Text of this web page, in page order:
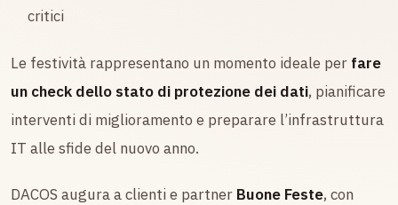
critici
Le festività rappresentano un momento ideale per fare
un check dello stato di protezione dei dati, pianificare
interventi di miglioramento e preparare l’infrastruttura
IT alle sfide del nuovo anno.
DACOS augura a clienti e partner Buone Feste, con